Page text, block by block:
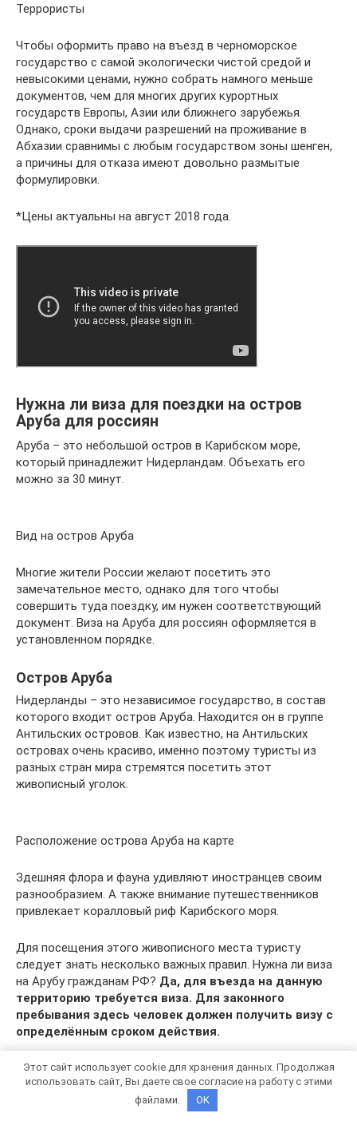
Террористы
Чтобы оформить право на въезд в черноморское
государство с самой экологически чистой средой и
невысокими ценами, нужно собрать намного меньше
документов, чем для многих других курортных
государств Европы, Азии или ближнего зарубежья.
Однако, сроки выдачи разрешений на проживание в
Абхазии сравнимы с любым государством зоны шенген,
а причины для отказа имеют довольно размытые
формулировки.
*Цены актуальны на август 2018 года.
Нужна ли виза для поездки на остров
Аруба для россиян
Аруба – это небольшой остров в Карибском море,
который принадлежит Нидерландам. Объехать его
можно за 30 минут.
Вид на остров Аруба
Многие жители России желают посетить это
замечательное место, однако для того чтобы
совершить туда поездку, им нужен соответствующий
документ. Виза на Аруба для россиян оформляется в
установленном порядке.
Остров Аруба
Нидерланды – это независимое государство, в состав
которого входит остров Аруба. Находится он в группе
Антильских островов. Как известно, на Антильских
островах очень красиво, именно поэтому туристы из
разных стран мира стремятся посетить этот
живописный уголок.
Расположение острова Аруба на карте
Здешняя флора и фауна удивляют иностранцев своим
разнообразием. А также внимание путешественников
привлекает коралловый риф Карибского моря.
Для посещения этого живописного места туристу
следует знать несколько важных правил. Нужна ли виза
на Арубу гражданам РФ? Да, для въезда на данную
территорию требуется виза. Для законного
пребывания здесь человек должен получить визу с
определённым сроком действия.
Шенгенская виза пригодится тем путешественникам, кто
планирует в течение нескольких дней поездки посетить
сразу ряд Антильских островов.
Этот сайт использует cookie для хранения данных. Продолжая
использовать сайт, Вы даете свое согласие на работу с этими
файлами.
OK